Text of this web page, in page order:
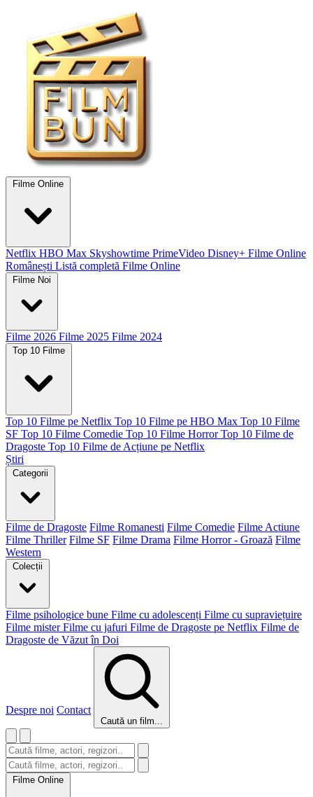
Filme Online
Netflix HBO Max Skyshowtime PrimeVideo Disney+ Filme Online
Românești Listă completă Filme Online
Filme Noi
Filme 2026 Filme 2025 Filme 2024
Top 10 Filme
Top 10 Filme pe Netflix Top 10 Filme pe HBO Max Top 10 Filme
SF Top 10 Filme Comedie Top 10 Filme Horror Top 10 Filme de
Dragoste Top 10 Filme de Acțiune pe Netflix
Știri
Categorii
Filme de Dragoste Filme Romanesti Filme Comedie Filme Actiune
Filme Thriller Filme SF Filme Drama Filme Horror - Groază Filme
Western
Colecții
Filme psihologice bune Filme cu adolescenți Filme cu supraviețuire
Filme mister Filme cu jafuri Filme de Dragoste pe Netflix Filme de
Dragoste de Văzut în Doi
Despre noi Contact
Caută un film...
Filme Online